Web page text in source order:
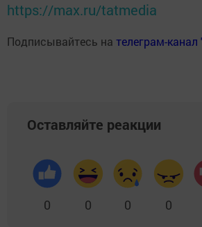
https://max.ru/tatmedia
Подписывайтесь на телеграм-
Оставляйте реакции
0 0 0 0